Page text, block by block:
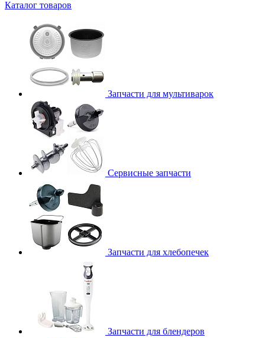
Каталог товаров
Запчасти для мультиварок
Сервисные запчасти
Запчасти для хлебопечек
Запчасти для блендеров